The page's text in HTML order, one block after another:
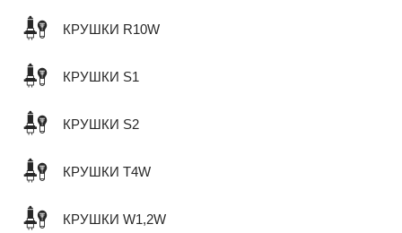
КРУШКИ R10W
КРУШКИ S1
КРУШКИ S2
КРУШКИ T4W
КРУШКИ W1,2W